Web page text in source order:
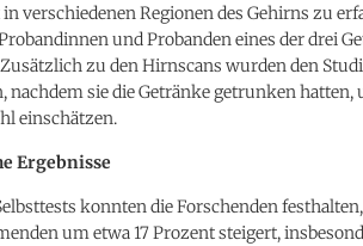
verschiedenen Regionen des Gehirns zu
und Probanden eines der drei
zu den Hirnscans wurden den
nachdem sie die Getränke getrunken
einschätzen.
Ergebnisse
konnten die Forschenden
um etwa 17 Prozent steigert,